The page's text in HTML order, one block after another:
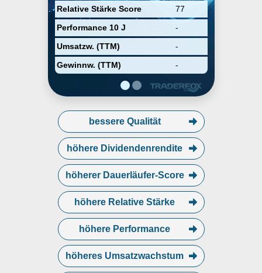
Relative Stärke Score
77
Performance 10 J
-
Umsatzw. (TTM)
-
Gewinnw. (TTM)
-
bessere Qualität
höhere Dividendenrendite
höherer Dauerläufer-Score
höhere Relative Stärke
höhere Performance
höheres Umsatzwachstum